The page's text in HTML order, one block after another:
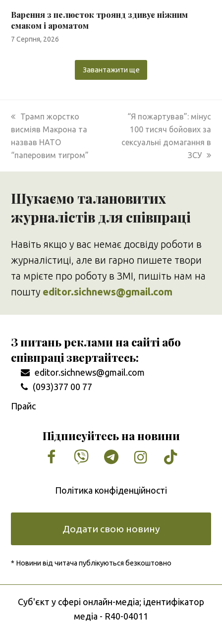
Варення з пелюсток троянд здивує ніжним
смаком і ароматом
7 Серпня, 2026
Завантажити ще
previous
post:
Трамп жорстко
висміяв Макрона та
назвав НАТО
“паперовим тигром”
next
post:
“Я пожартував”: мінус
100 тисяч бойових за
сексуальні домагання в
ЗСУ
Шукаємо талановитих
журналістів для співпраці
Навіть якщо у вас немає досвіду роботи в
журналістиці, але ви гарно пишете твори
та мрієте про роботу в ЗМІ, пишіть нам на
пошту editor.sichnews@gmail.com
З питань реклами на сайті або
співпраці звертайтесь:
editor.sichnews@gmail.com
(093)377 00 77
Прайс
Підписуйтесь на новини
Facebook
VimeoTumblrInstagram
Tiktok
Політика конфіденційності
Додати свою новину
* Новини від читача публікуються безкоштовно
Cуб'єкт у сфері онлайн-медіа; ідентифікатор
медіа - R40-04011